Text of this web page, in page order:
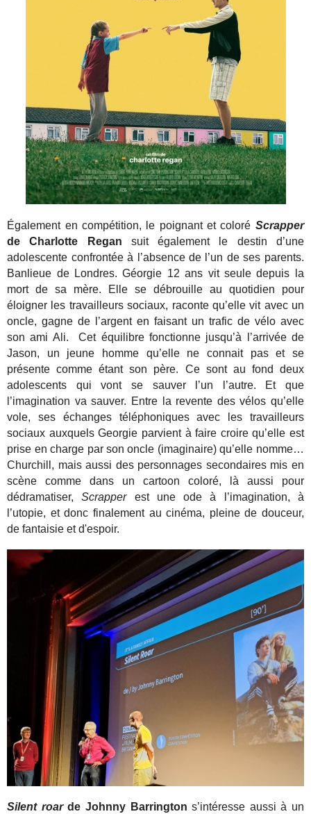
Également en compétition, le poignant et coloré Scrapper
de Charlotte Regan suit également le destin d’une
adolescente confrontée à l’absence de l’un de ses parents.
Banlieue de Londres. Géorgie 12 ans vit seule depuis la
mort de sa mère. Elle se débrouille au quotidien pour
éloigner les travailleurs sociaux, raconte qu’elle vit avec un
oncle, gagne de l’argent en faisant un trafic de vélo avec
son ami Ali. Cet équilibre fonctionne jusqu’à l’arrivée de
Jason, un jeune homme qu’elle ne connait pas et se
présente comme étant son père. Ce sont au fond deux
adolescents qui vont se sauver l’un l’autre. Et que
l’imagination va sauver. Entre la revente des vélos qu’elle
vole, ses échanges téléphoniques avec les travailleurs
sociaux auxquels Georgie parvient à faire croire qu’elle est
prise en charge par son oncle (imaginaire) qu’elle nomme…
Churchill, mais aussi des personnages secondaires mis en
scène comme dans un cartoon coloré, là aussi pour
dédramatiser,Scrapperest une ode à l’imagination, à
l’utopie, et donc finalement au cinéma, pleine de douceur,
de fantaisie et d'espoir.
Silent roarde Johnny Barringtons’intéresse aussi à un